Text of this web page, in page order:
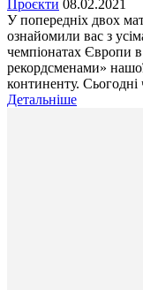
Проєкти 08.02.2021
У попередніх двох
ознайомили вас з
чемпіонатах Європи
рекордсменами»
континенту. Сьогодні
Детальніше